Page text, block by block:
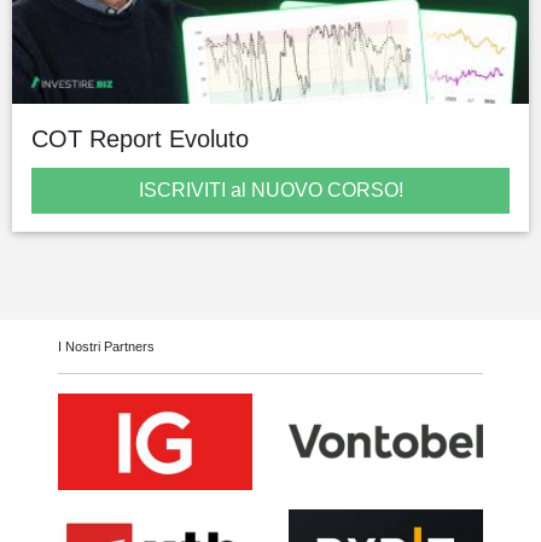
COT Report Evoluto
ISCRIVITI al NUOVO CORSO!
I Nostri Partners